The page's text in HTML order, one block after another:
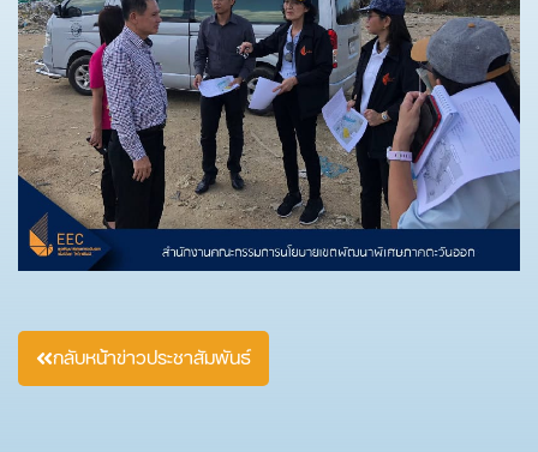
กลับหน้าข่าวประชาสัมพันธ์